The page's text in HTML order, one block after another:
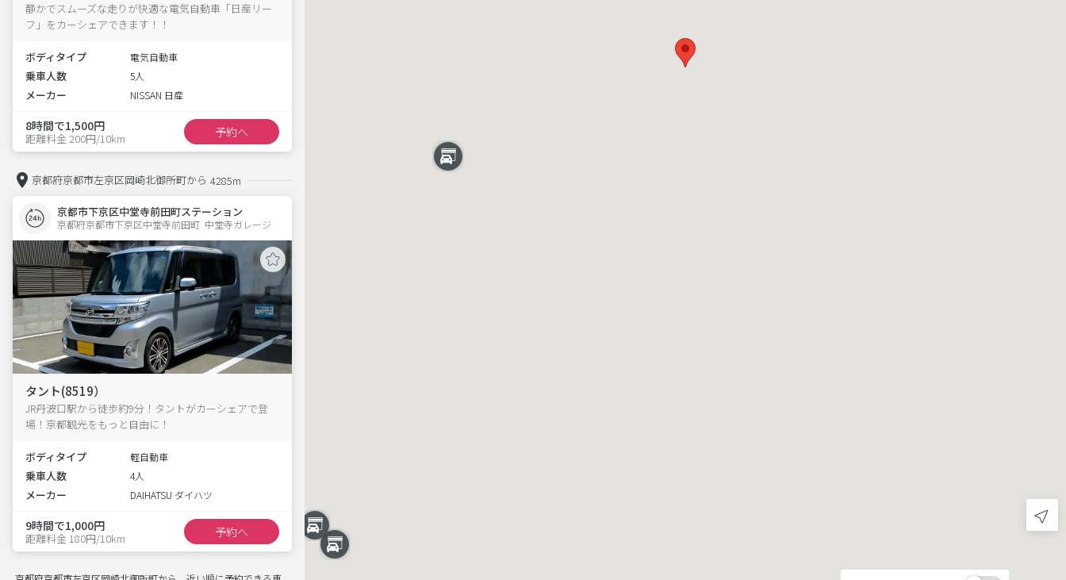
静かでスムーズな走りが快適な電気自動車「日産リー
フ」をカーシェアできます！！
ボディタイプ 電気自動車
乗車人数 5人
メーカー NISSAN 日産
8時間で1,500円
距離料金 200円/10km 予約へ
京都府京都市左京区岡崎北御所町から 4285m
京都市下京区中堂寺前田町ステーション
京都府京都市下京区中堂寺前田町  中堂寺ガレージ
タント(8519）
JR丹波口駅から徒歩約9分！タントがカーシェアで登
場！京都観光をもっと自由に！
ボディタイプ 軽自動車
乗車人数 4人
メーカー DAIHATSU ダイハツ
9時間で1,000円
距離料金 180円/10km 予約へ